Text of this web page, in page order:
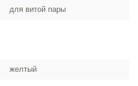
для витой пары
желтый